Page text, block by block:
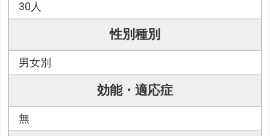
30人
性別種別
男女別
効能・適応症
無